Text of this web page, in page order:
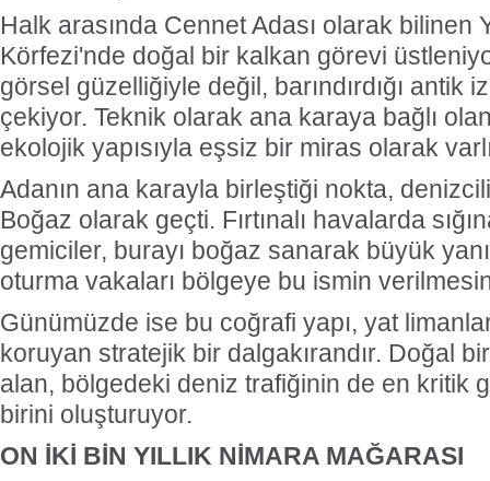
Halk arasında Cennet Adası olarak bilinen
Körfezi'nde doğal bir kalkan görevi
görsel güzelliğiyle değil, barındırdığı antik
çekiyor. Teknik olarak ana karaya bağlı
ekolojik yapısıyla eşsiz bir miras olarak
Adanın ana karayla birleştiği nokta,
Boğaz olarak geçti. Fırtınalı havalarda
gemiciler, burayı boğaz sanarak büyük
oturma vakaları bölgeye bu ismin
Günümüzde ise bu coğrafi yapı, yat
koruyan stratejik bir dalgakırandır. Doğal
alan, bölgedeki deniz trafiğinin de en kritik
birini oluşturuyor.
ON İKİ BİN YILLIK NİMARA MAĞARASI